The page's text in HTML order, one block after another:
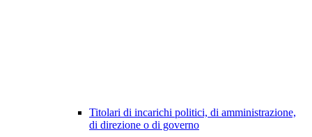
Titolari di incarichi politici, di amministrazione,
di direzione o di governo